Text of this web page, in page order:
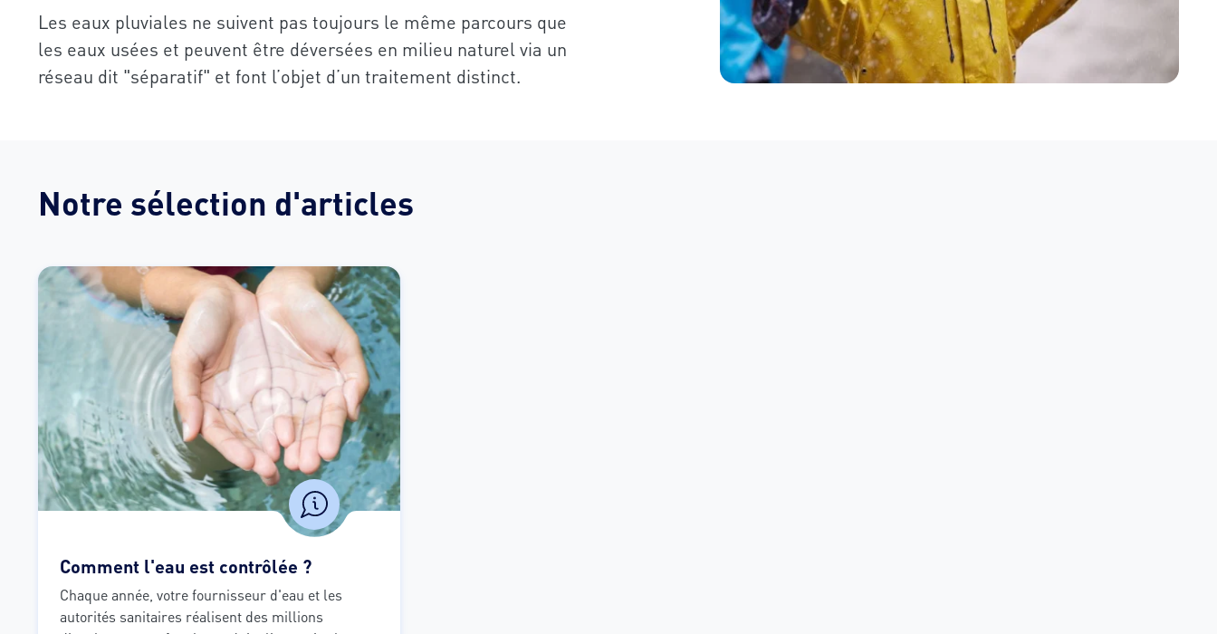
Les eaux pluviales ne suivent pas toujours le même parcours que
les eaux usées et peuvent être déversées en milieu naturel via un
réseau dit "séparatif" et font l’objet d’un traitement distinct.
Notre sélection d'articles
Comment l'eau est contrôlée ?
Chaque année, votre fournisseur d'eau et les
autorités sanitaires réalisent des millions